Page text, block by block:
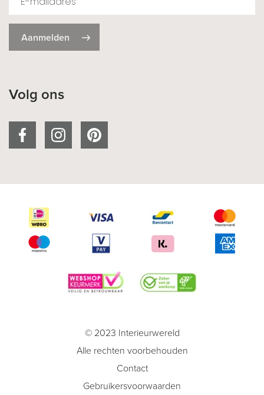
Aanmelden
Volg ons
© 2023 Interieurwereld
Alle rechten voorbehouden
Contact
Gebruikersvoorwaarden